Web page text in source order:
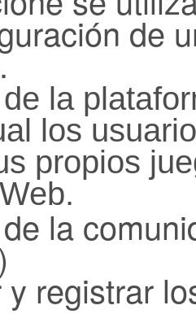
de
la
los
propios
la
registrar